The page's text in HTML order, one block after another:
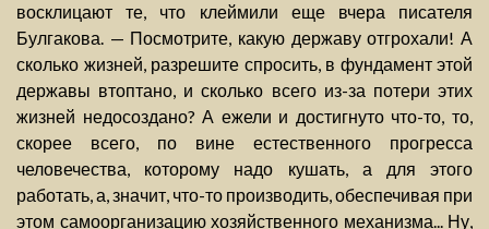
восклицают те, что клеймили еще вчера писателя
Булгакова. — Посмотрите, какую державу отгрохали! А
сколько жизней, разрешите спросить, в фундамент этой
державы втоптано, и сколько всего из-за потери этих
жизней недосоздано? А ежели и достигнуто что-то, то,
скорее всего, по вине естественного прогресса
человечества, которому надо кушать, а для этого
работать, а, значит, что-то производить, обеспечивая при
этом самоорганизацию хозяйственного механизма... Ну,